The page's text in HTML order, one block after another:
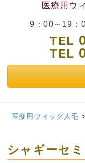
医療用ウ
9：00～19：
TEL
TEL
医療用ウィッグ人毛 >
シャギーセ